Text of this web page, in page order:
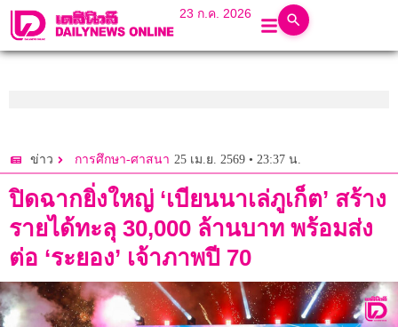
23 ก.ค. 2026
ข่าว การศึกษา-ศาสนา 25 เม.ย. 2569 • 23:37 น.
ปิดฉากยิ่งใหญ่ ‘เบียนนาเล่ภูเก็ต’ สร้าง
รายได้ทะลุ 30,000 ล้านบาท พร้อมส่ง
ต่อ ‘ระยอง’ เจ้าภาพปี 70